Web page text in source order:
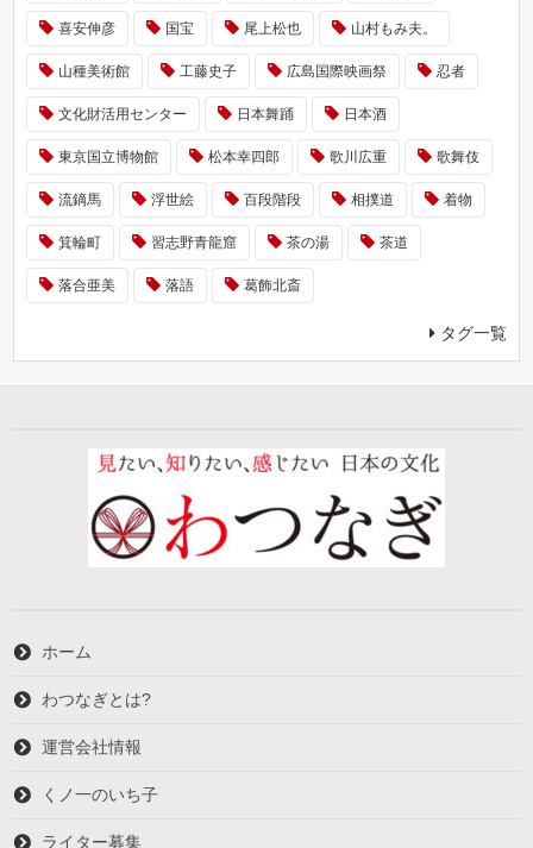
喜安伸彦 国宝 尾上松也 山村もみ夫。
山種美術館 工藤史子 広島国際映画祭 忍者
文化財活用センター 日本舞踊 日本酒
東京国立博物館 松本幸四郎 歌川広重 歌舞伎
流鏑馬 浮世絵 百段階段 相撲道 着物
箕輪町 習志野青龍窟 茶の湯 茶道
落合亜美 落語 葛飾北斎
タグ一覧
ホーム
わつなぎとは?
運営会社情報
くノ一のいち子
ライター募集